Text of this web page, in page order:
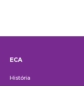
ECA
História